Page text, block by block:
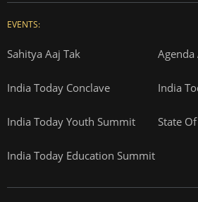
EVENTS:
Sahitya Aaj Tak Agenda
India Today Conclave India
India Today Youth Summit State
India Today Education Summit